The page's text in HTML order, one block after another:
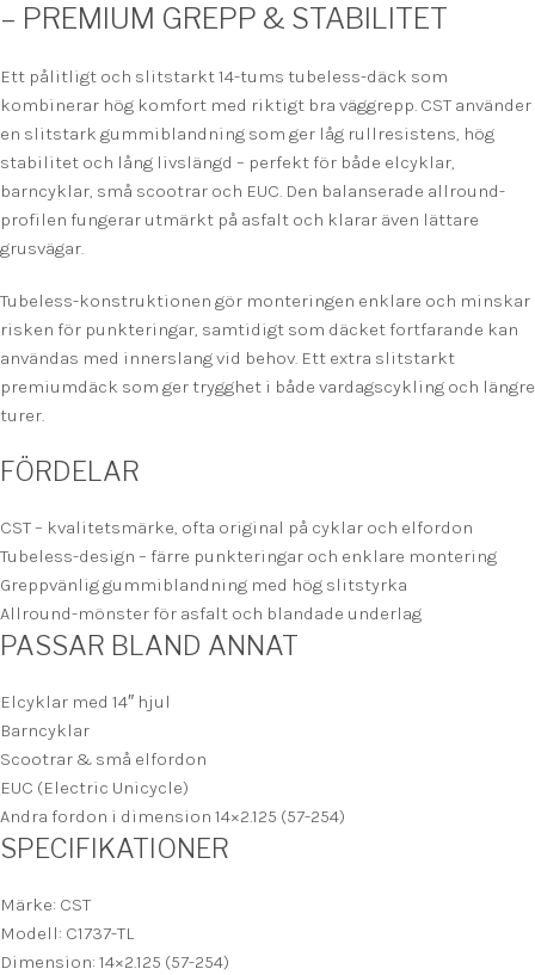
– PREMIUM GREPP & STABILITET
Ett pålitligt och slitstarkt 14-tums tubeless-däck som
kombinerar hög komfort med riktigt bra väggrepp. CST använder
en slitstark gummiblandning som ger låg rullresistens, hög
stabilitet och lång livslängd – perfekt för både elcyklar,
barncyklar, små scootrar och EUC. Den balanserade allround-
profilen fungerar utmärkt på asfalt och klarar även lättare
grusvägar.
Tubeless-konstruktionen gör monteringen enklare och minskar
risken för punkteringar, samtidigt som däcket fortfarande kan
användas med innerslang vid behov. Ett extra slitstarkt
premiumdäck som ger trygghet i både vardagscykling och längre
turer.
FÖRDELAR
CST – kvalitetsmärke, ofta original på cyklar och elfordon
Tubeless-design – färre punkteringar och enklare montering
Greppvänlig gummiblandning med hög slitstyrka
Allround-mönster för asfalt och blandade underlag
PASSAR BLAND ANNAT
Elcyklar med 14″ hjul
Barncyklar
Scootrar & små elfordon
EUC (Electric Unicycle)
Andra fordon i dimension 14×2.125 (57-254)
SPECIFIKATIONER
Märke: CST
Modell: C1737-TL
Dimension: 14×2.125 (57-254)